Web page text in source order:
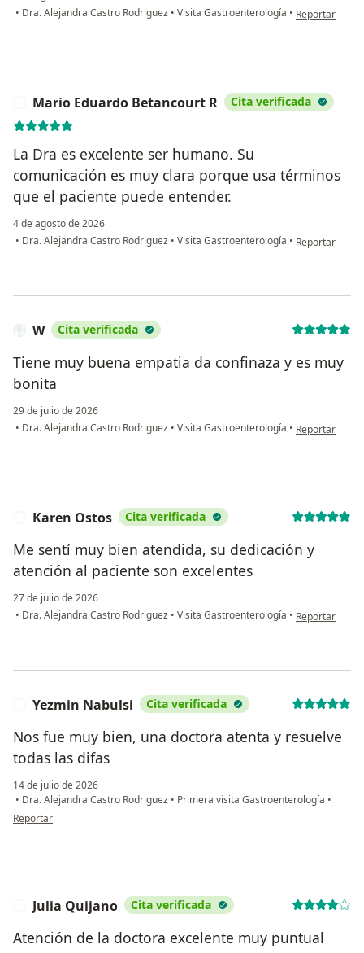
• Dra. Alejandra Castro Rodriguez • Visita Gastroenterología • en opinión del
Reportar
Mario Eduardo Betancourt R Cita verificada
La Dra es excelente ser humano. Su
comunicación es muy clara porque usa términos
que el paciente puede entender.
4 de agosto de 2026
• Dra. Alejandra Castro Rodriguez • Visita Gastroenterología • en opinión del
Reportar
W Cita verificada
Tiene muy buena empatia da confinaza y es muy
bonita
29 de julio de 2026
• Dra. Alejandra Castro Rodriguez • Visita Gastroenterología • en opinión del
Reportar
Karen Ostos Cita verificada
Me sentí muy bien atendida, su dedicación y
atención al paciente son excelentes
27 de julio de 2026
• Dra. Alejandra Castro Rodriguez • Visita Gastroenterología • en opinión del
Reportar
Yezmin Nabulsi Cita verificada
Nos fue muy bien, una doctora atenta y resuelve
todas las difas
14 de julio de 2026
• Dra. Alejandra Castro Rodriguez • Primera visita Gastroenterología •
en opinión del usuario Yezmin Nabulsi
Reportar
Julia Quijano Cita verificada
Atención de la doctora excelente muy puntual